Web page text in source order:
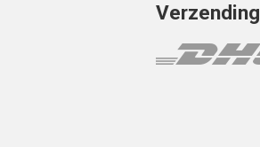
Verzending